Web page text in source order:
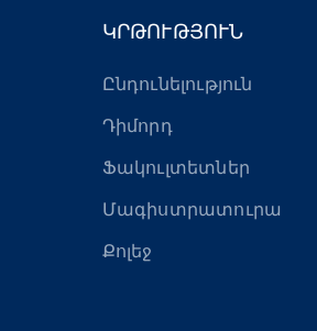
ԿՐԹՈՒԹՅՈՒՆ
Ընդունելություն
Դիմորդ
Ֆակուլտետներ
Մագիստրատուրա
Քոլեջ